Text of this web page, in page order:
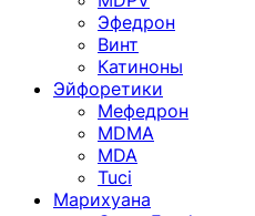
Эфедрон
Винт
Катиноны
Эйфоретики
Мефедрон
MDMA
MDA
Tuci
Марихуана